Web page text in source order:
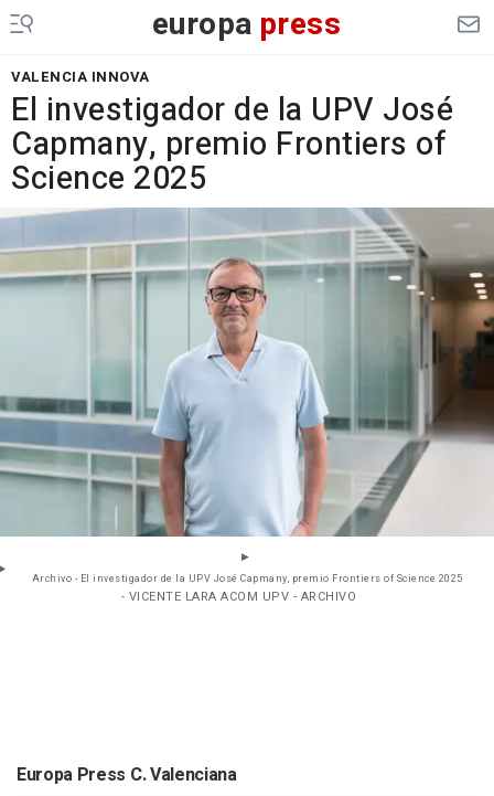
europa press
VALENCIA INNOVA
El investigador de la UPV José
Capmany, premio Frontiers of
Science 2025
Archivo - El investigador de la UPV José Capmany, premio Frontiers of Science 2025
- VICENTE LARA ACOM UPV - ARCHIVO
Europa Press C. Valenciana